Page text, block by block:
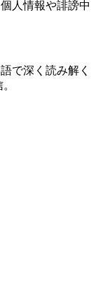
人情報や誹謗中
で深く読み解く